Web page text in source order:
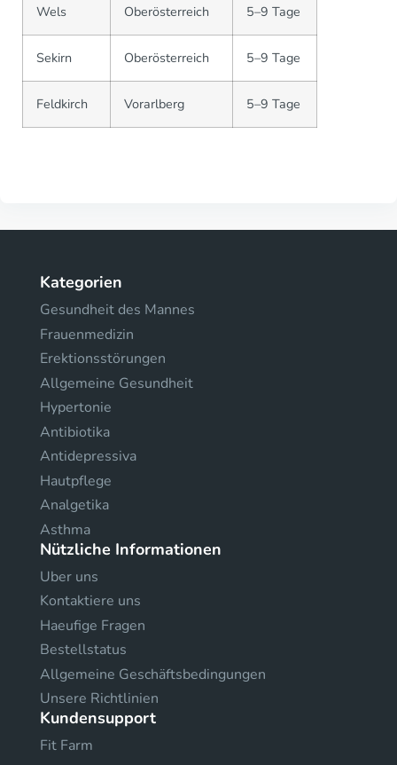
Wels Oberösterreich 5–9 Tage
Sekirn Oberösterreich 5–9 Tage
Feldkirch Vorarlberg 5–9 Tage
Kategorien
Gesundheit des Mannes
Frauenmedizin
Erektionsstörungen
Allgemeine Gesundheit
Hypertonie
Antibiotika
Antidepressiva
Hautpflege
Analgetika
Asthma
Nützliche Informationen
Uber uns
Kontaktiere uns
Haeufige Fragen
Bestellstatus
Allgemeine Geschäftsbedingungen
Unsere Richtlinien
Kundensupport
Fit Farm